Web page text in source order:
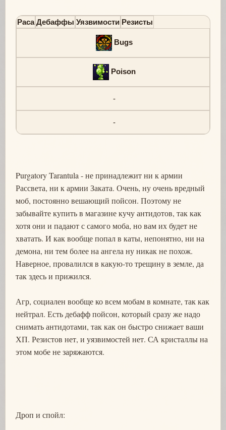
Раса Дебаффы Уязвимости Резисты
Bugs
Poison
-
-
Purgatory Tarantula - не принадлежит ни к армии
Рассвета, ни к армии Заката. Очень, ну очень вредный
моб, постоянно вешающий пойсон. Поэтому не
забывайте купить в магазине кучу антидотов, так как
хотя они и падают с самого моба, но вам их будет не
хватать. И как вообще попал в каты, непонятно, ни на
демона, ни тем более на ангела ну никак не похож.
Наверное, провалился в какую-то трещину в земле, да
так здесь и прижился.
Агр, социален вообще ко всем мобам в комнате, так как
нейтрал. Есть дебафф пойсон, который сразу же надо
снимать антидотами, так как он быстро снижает ваши
ХП. Резистов нет, и уязвимостей нет. СА кристаллы на
этом мобе не заряжаются.
Дроп и спойл: